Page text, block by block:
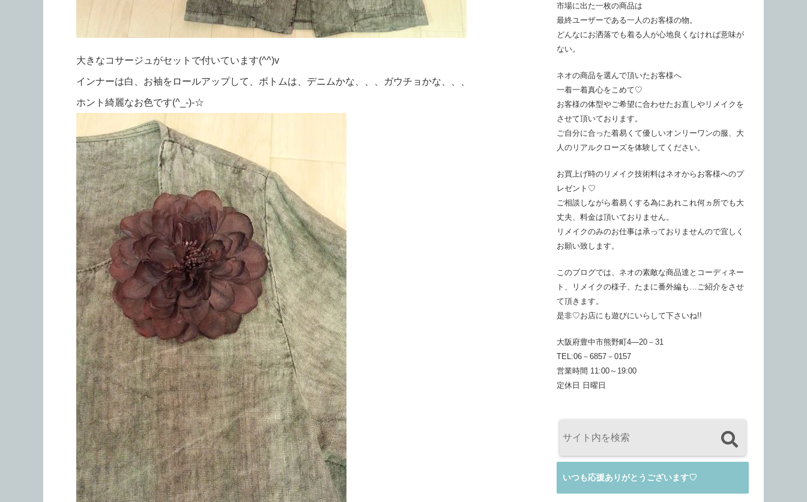
大きなコサージュがセットで付いています(^^)v
インナーは白、お袖をロールアップして、ボトムは、デニムかな、、、ガウチョかな、、、
ホント綺麗なお色です(^_-)-☆
市場に出た一枚の商品は
最終ユーザーである一人のお客様の物。
どんなにお洒落でも着る人が心地良くなければ意味が
ない。
ネオの商品を選んで頂いたお客様へ
一着一着真心をこめて♡
お客様の体型やご希望に合わせたお直しやリメイクを
させて頂いております。
ご自分に合った着易くて優しいオンリーワンの服、大
人のリアルクローズを体験してください。
お買上げ時のリメイク技術料はネオからお客様へのプ
レゼント♡
ご相談しながら着易くする為にあれこれ何ヵ所でも大
丈夫、料金は頂いておりません。
リメイクのみのお仕事は承っておりませんので宜しく
お願い致します。
このブログでは、ネオの素敵な商品達とコーディネー
ト、リメイクの様子、たまに番外編も…ご紹介をさせ
て頂きます。
是非♡お店にも遊びにいらして下さいね!!
大阪府豊中市熊野町4―20－31
TEL:06－6857－0157
営業時間 11:00～19:00
定休日 日曜日
いつも応援ありがとうございます♡